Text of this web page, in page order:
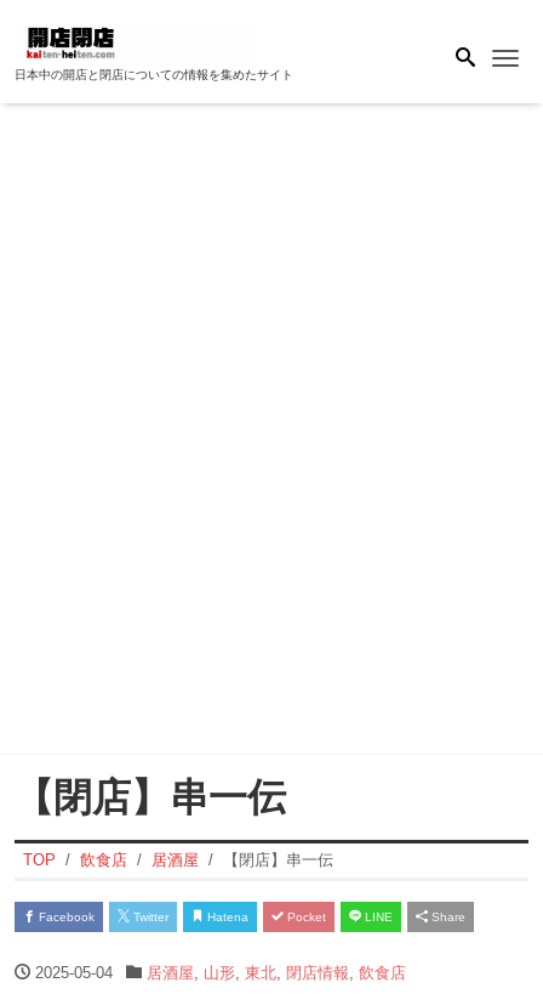
日本中の開店と閉店についての情報を集めたサイト
【閉店】串一伝
TOP 飲食店 居酒屋 【閉店】串一伝
Facebook Twitter Hatena Pocket LINE Share
2025-05-04 居酒屋 山形, 東北, 閉店情報 飲食店